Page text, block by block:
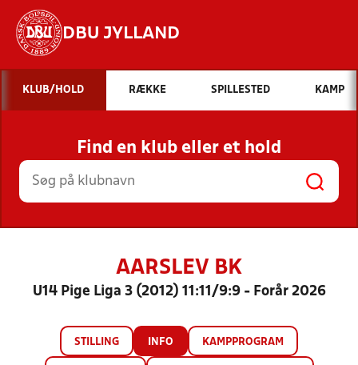
DBU JYLLAND
Hvad vil du søge efter?
INDHOLD OG NYHEDER
STILLINGER, RESULTATER, KLUBBER OG
HOLD
KLUB/HOLD RÆKKE SPILLESTED KAMP
Find en klub eller et hold
AARSLEV BK
U14 Pige Liga 3 (2012) 11:11/9:9 - Forår 2026
STILLING INFO KAMPPROGRAM